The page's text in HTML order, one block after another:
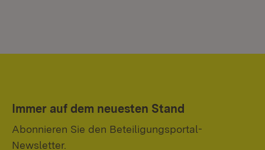
Immer auf dem neuesten Stand
Abonnieren Sie den Beteiligungsportal-
Newsletter.